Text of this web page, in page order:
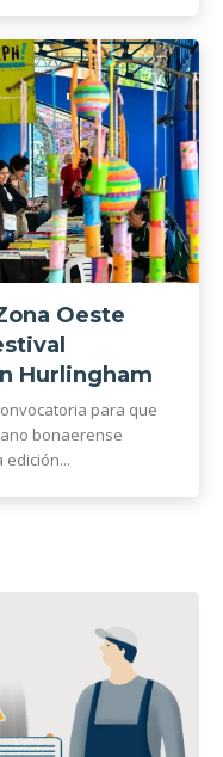
Oeste
Hurlingham
para que
bonaerense
edición...